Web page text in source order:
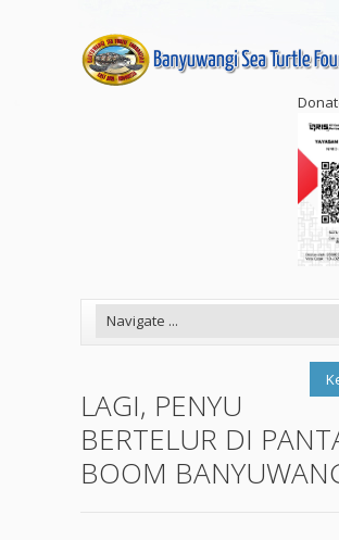
LAGI, PENYU
BERTELUR DI
BOOM